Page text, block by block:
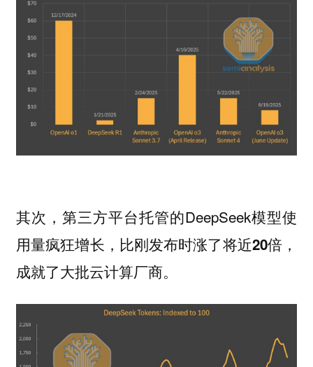
其次，第三方平台托管的DeepSeek模型使
用量疯狂增长，比刚发布时涨了将近20倍 ，
成就了大批云计算厂商。